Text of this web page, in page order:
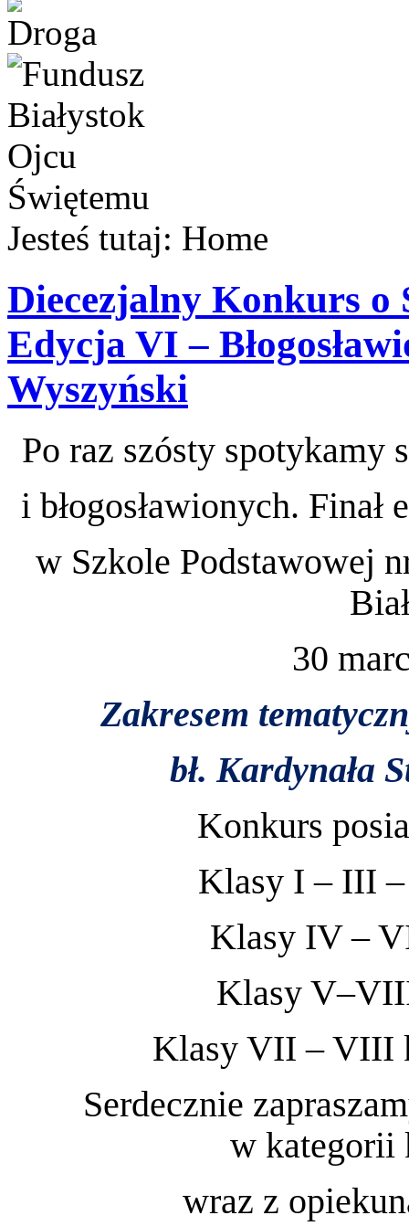
Jesteś tutaj: Home
Diecezjalny Konkurs o
Edycja VI –
Wyszyński
Po raz szósty spotykamy
i błogosławionych. Finał
w Szkole Podstawowej
30
Zakresem
bł. Kardynała
Konkurs
Klasy I – III
Klasy IV –
Klasy
Klasy VII – VIII
Serdecznie
w kategorii
wraz z